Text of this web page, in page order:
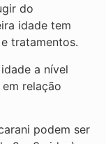
do
idade tem
tratamentos.
a nível
relação
podem ser